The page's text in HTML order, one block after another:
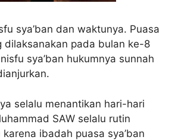
sya’ban dan waktunya. Puasa
dilaksanakan pada bulan ke-8
sya’ban hukumnya sunnah
selalu menantikan hari-hari
SAW selalu rutin
ibadah puasa sya’ban